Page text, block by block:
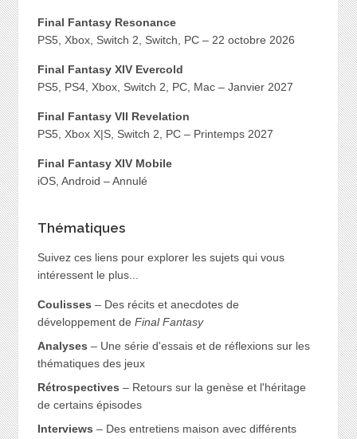
Final Fantasy Resonance
PS5, Xbox, Switch 2, Switch, PC – 22 octobre 2026
Final Fantasy XIV Evercold
PS5, PS4, Xbox, Switch 2, PC, Mac – Janvier 2027
Final Fantasy VII Revelation
PS5, Xbox X|S, Switch 2, PC – Printemps 2027
Final Fantasy XIV Mobile
iOS, Android – Annulé
Thématiques
Suivez ces liens pour explorer les sujets qui vous
intéressent le plus...
Coulisses – Des récits et anecdotes de
développement de Final Fantasy
Analyses – Une série d'essais et de réflexions sur les
thématiques des jeux
Rétrospectives – Retours sur la genèse et l'héritage
de certains épisodes
Interviews – Des entretiens maison avec différents